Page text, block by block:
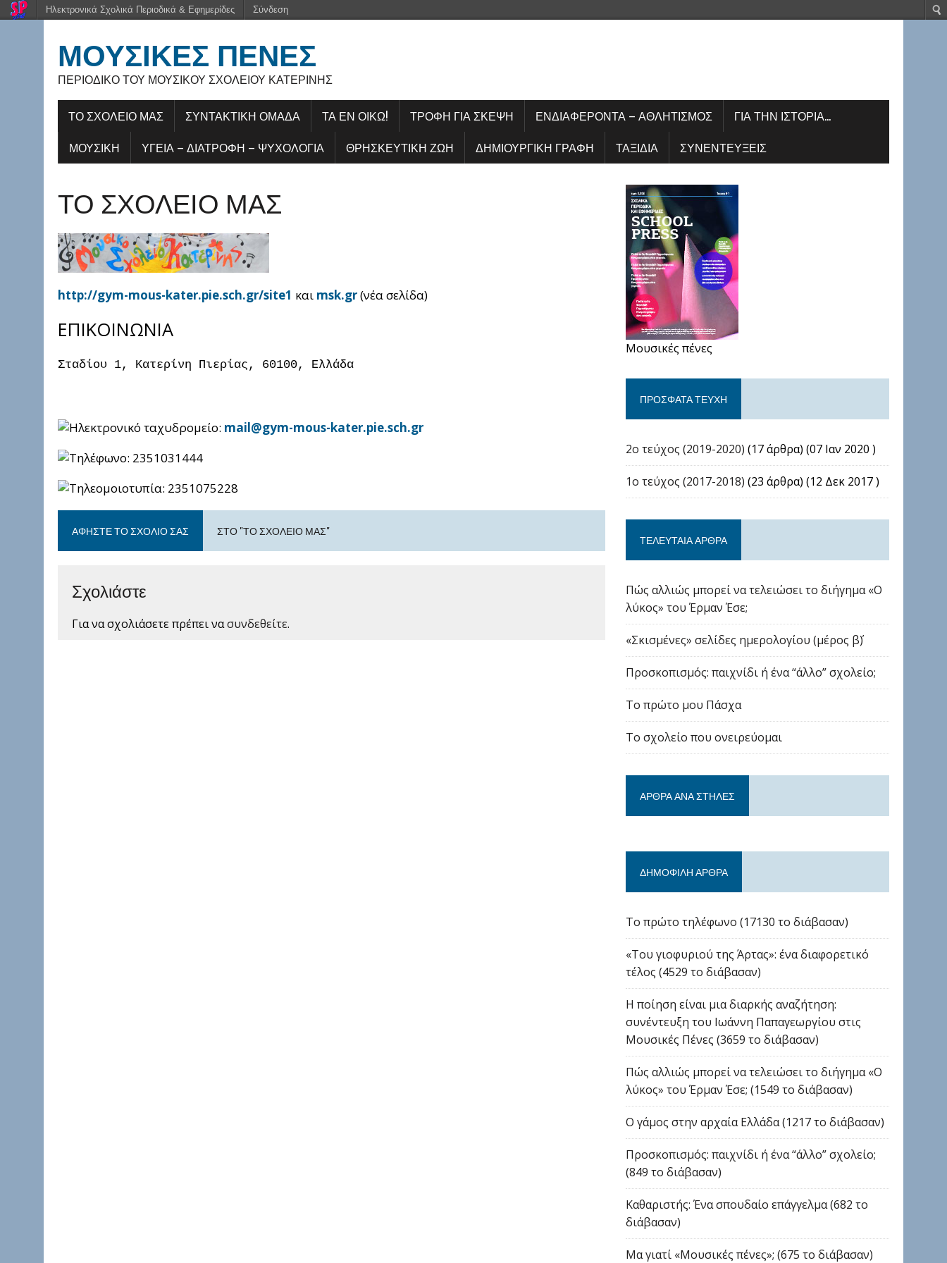
ΜΟΥΣΙΚΈΣ ΠΈΝΕΣ
ΠΕΡΙΟΔΙΚΌ ΤΟΥ ΜΟΥΣΙΚΟΎ ΣΧΟΛΕΊΟΥ ΚΑΤΕΡΊΝΗΣ
ΤΟ ΣΧΟΛΕΙΟ ΜΑΣ ΣΥΝΤΑΚΤΙΚΗ ΟΜΑΔΑ ΤΑ ΕΝ ΟΊΚΩ! ΤΡΟΦΉ ΓΙΑ ΣΚΈΨΗ ΕΝΔΙΑΦΈΡΟΝΤΑ – ΑΘΛΗΤΙΣΜΌΣ
ΓΙΑ ΤΗΝ ΙΣΤΟΡΊΑ…
ΜΟΥΣΙΚΉ
ΥΓΕΊΑ – ΔΙΑΤΡΟΦΉ – ΨΥΧΟΛΟΓΊΑ ΘΡΗΣΚΕΥΤΙΚΉ ΖΩΉ ΔΗΜΙΟΥΡΓΙΚΉ ΓΡΑΦΉ ΤΑΞΊΔΙΑ ΣΥΝΕΝΤΕΎΞΕΙΣ
ΤΟ ΣΧΟΛΕΙΟ ΜΑΣ
http://gym-mous-kater.pie.sch.gr/site1 και msk.gr(νέα σελίδα)
ΕΠΙΚΟΙΝΩΝΙΑ
Σταδίου 1, Κατερίνη Πιερίας, 60100, Ελλάδα
mail@gym-mous-kater.pie.sch.gr
2351031444
2351075228
ΑΦΉΣΤΕ ΤΟ ΣΧΌΛΙΟ ΣΑΣ ΣΤΟ "ΤΟ ΣΧΟΛΕΙΟ ΜΑΣ"
Σχολιάστε
Για να σχολιάσετε πρέπει νασυνδεθείτε.
Μουσικές πένες
ΠΡΌΣΦΑΤΑ ΤΕΎΧΗ
2ο τεύχος (2019-2020) (17 άρθρα) (07 Ιαν 2020 )
1ο τεύχος (2017-2018) (23 άρθρα) (12 Δεκ 2017 )
ΤΕΛΕΥΤΑΊΑ ΆΡΘΡΑ
Πώς αλλιώς μπορεί να τελειώσει το διήγημα «Ο
λύκος» του Έρμαν Έσε;
«Σκισμένες» σελίδες ημερολογίου (μέρος β΄)
Προσκοπισμός: παιχνίδι ή ένα “άλλο” σχολείο;
Το πρώτο μου Πάσχα
Το σχολείο που ονειρεύομαι
ΆΡΘΡΑ ΑΝΆ ΣΤΉΛΕΣ
ΔΗΜΟΦΙΛΉ ΆΡΘΡΑ
Το πρώτο τηλέφωνο (17130 το διάβασαν)
«Του γιοφυριού της Άρτας»: ένα διαφορετικό
τέλος (4529 το διάβασαν)
Η ποίηση είναι μια διαρκής αναζήτηση:
συνέντευξη του Ιωάννη Παπαγεωργίου στις
Μουσικές Πένες (3659 το διάβασαν)
Πώς αλλιώς μπορεί να τελειώσει το διήγημα «Ο
λύκος» του Έρμαν Έσε; (1549 το διάβασαν)
Ο γάμος στην αρχαία Ελλάδα (1217 το διάβασαν)
Προσκοπισμός: παιχνίδι ή ένα “άλλο” σχολείο;
(849 το διάβασαν)
Καθαριστής: Ένα σπουδαίο επάγγελμα (682 το
διάβασαν)
Μα γιατί «Μουσικές πένες»; (675 το διάβασαν)
Ηλεκτρονικά Σχολικά Περιοδικά & Εφημερίδες Σύνδεση